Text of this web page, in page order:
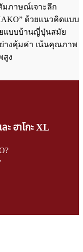
มภาษณ์เจาะลึก
ด้วยแนวคิดแบบ
แบบบ้านญี่ปุ่นสมัย
างคุ้มค่า เน้นคุณภาพ
สูง
ะ ฮาโกะ XL